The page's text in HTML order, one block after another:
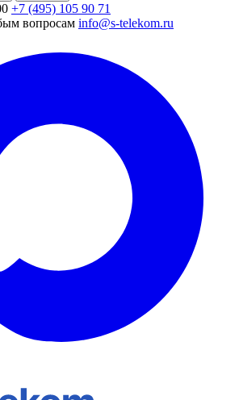
+7 (495) 105 90 71
вопросам info@s-telekom.ru